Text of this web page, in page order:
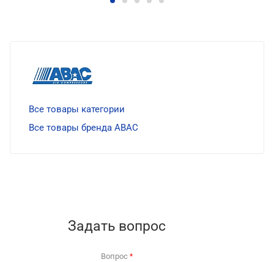
Все товары категории
Все товары бренда ABAC
Задать вопрос
Вопрос *